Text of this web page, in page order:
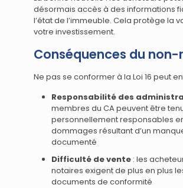
désormais accès à des informations
l’état de l’immeuble. Cela protège la
votre investissement.
Conséquences du
Ne pas se conformer à la Loi 16 peut
Responsabilité des
membres du CA peuvent être
personnellement responsables
dommages résultant d’un
documenté
Difficulté de vente: les
notaires exigent de plus en plus
documents de conformité